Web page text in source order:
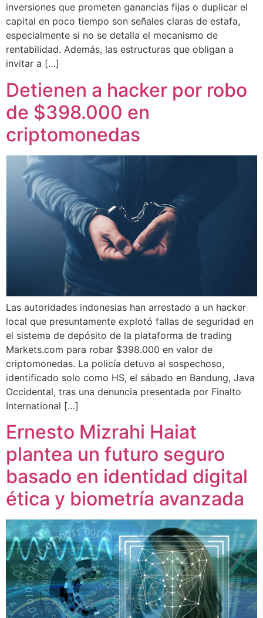
inversiones que prometen ganancias fijas o duplicar el
capital en poco tiempo son señales claras de estafa,
especialmente si no se detalla el mecanismo de
rentabilidad. Además, las estructuras que obligan a
invitar a […]
Detienen a hacker por robo
de $398.000 en
criptomonedas
Las autoridades indonesias han arrestado a un hacker
local que presuntamente explotó fallas de seguridad en
el sistema de depósito de la plataforma de trading
Markets.com para robar $398.000 en valor de
criptomonedas. La policía detuvo al sospechoso,
identificado solo como HS, el sábado en Bandung, Java
Occidental, tras una denuncia presentada por Finalto
International […]
Ernesto Mizrahi Haiat
plantea un futuro seguro
basado en identidad digital
ética y biometría avanzada